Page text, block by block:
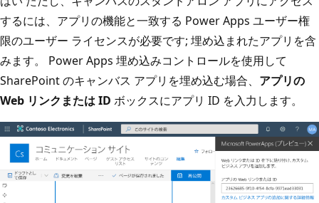
するには、アプリの機能と一致する Power Apps ユーザー権
限のユーザー ライセンスが必要です; 埋め込まれたアプリを含
みます。 Power Apps 埋め込みコントロールを使用して
SharePoint のキャンバス アプリを埋め込む場合、 アプリの
Web リンクまたは ID ボックスにアプリ ID を入力します。